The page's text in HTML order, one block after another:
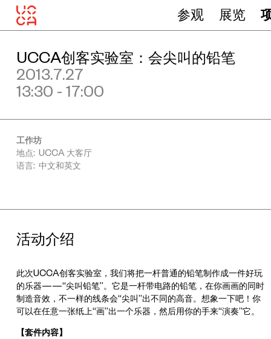
参观 展览
UCCA创客实验室：会尖叫的铅笔
2013.7.27
13:30 - 17:00
工作坊
地点: UCCA 大客厅
语言: 中文和英文
活动介绍
此次UCCA创客实验室，我们将把一杆普通的铅笔制作成一件好玩
的乐器——“尖叫铅笔”。它是一杆带电路的铅笔，在你画画的同时
制造音效，不一样的线条会“尖叫”出不同的高音。想象一下吧！你
可以在任意一张纸上“画”出一个乐器，然后用你的手来“演奏”它。
【套件内容】